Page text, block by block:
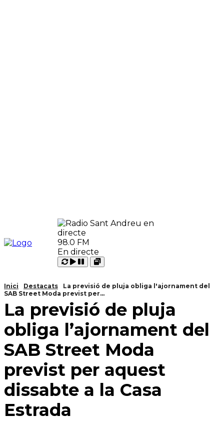
98.0 FM
En directe
Carregant
Reproduir
Pausar
Open
Inici Destacats
La previsió de pluja obliga l'ajornament del
SAB Street Moda previst per...
La previsió de pluja
obliga l’ajornament del
SAB Street Moda
previst per aquest
dissabte a la Casa
Estrada